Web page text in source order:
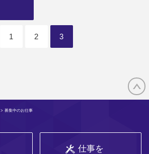
1 2 3
> 募集中のお仕事
仕事を